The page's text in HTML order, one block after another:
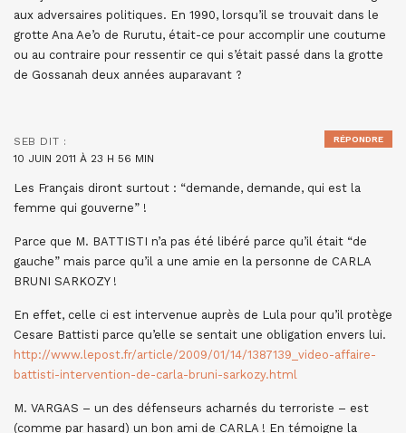
aux adversaires politiques. En 1990, lorsqu’il se trouvait dans le
grotte Ana Ae’o de Rurutu, était-ce pour accomplir une coutume
ou au contraire pour ressentir ce qui s’était passé dans la grotte
de Gossanah deux années auparavant ?
SEB DIT :
10 JUIN 2011 À 23 H 56 MIN
Les Français diront surtout : “demande, demande, qui est la
femme qui gouverne” !
Parce que M. BATTISTI n’a pas été libéré parce qu’il était “de
gauche” mais parce qu’il a une amie en la personne de CARLA
BRUNI SARKOZY !
En effet, celle ci est intervenue auprès de Lula pour qu’il protège
Cesare Battisti parce qu’elle se sentait une obligation envers lui.
http://www.lepost.fr/article/2009/01/14/1387139_video-affaire-
battisti-intervention-de-carla-bruni-sarkozy.html
M. VARGAS – un des défenseurs acharnés du terroriste – est
(comme par hasard) un bon ami de CARLA ! En témoigne la
RÉPONDRE